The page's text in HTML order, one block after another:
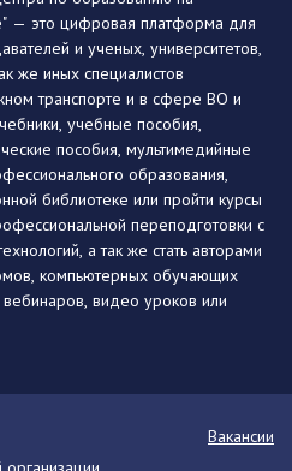
— это цифровая платформа для
и ученых, университетов,
же иных специалистов
транспорте и в сфере ВО и
учебные пособия,
пособия, мультимедийные
образования,
библиотеке или пройти курсы
переподготовки с
а так же стать авторами
компьютерных обучающих
видео уроков или
Вакансии